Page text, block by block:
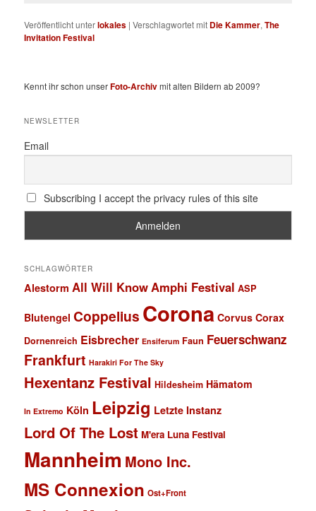
Veröffentlicht unterlokales |Verschlagwortet mit Die Kammer,The
Invitation Festival
Kennt ihr schon unserFoto-Archivmit alten Bildern ab 2009?
NEWSLETTER
Email
Subscribing I accept the privacy rules of this site
SCHLAGWÖRTER
Alestorm All Will Know Amphi Festival ASP
Blutengel Coppelius Corona Corvus Corax
Dornenreich Eisbrecher Ensiferum Faun Feuerschwanz
Frankfurt Harakiri For The Sky
Hexentanz Festival Hildesheim Hämatom
In Extremo Köln Leipzig Letzte Instanz
Lord Of The Lost M'era Luna Festival
Mannheim Mono Inc.
MS Connexion Ost+Front